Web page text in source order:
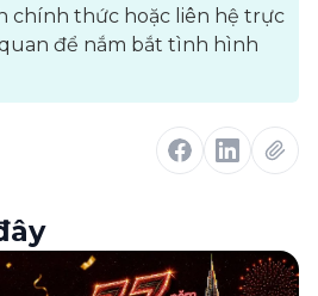
chính thức hoặc liên hệ trực
để nắm bắt tình hình